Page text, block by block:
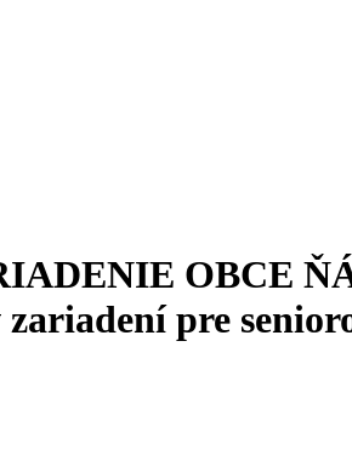
OBCE
pre